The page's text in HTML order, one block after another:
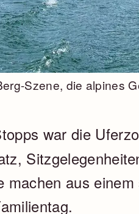
Szene, die alpines
war die
machen aus